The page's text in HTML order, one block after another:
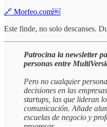
🔗 Morfeo.com￼
Este finde, no solo descanses.
Patrocina la newsletter
personas entre
Pero no cualquier
decisiones en las
startups, las que lideran
comunicación. Añade
escuelas de negocio y